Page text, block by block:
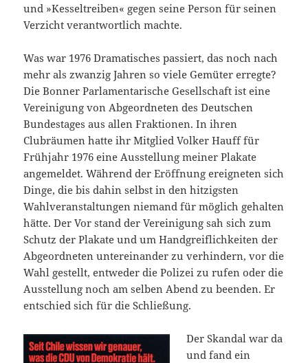
und »Kesseltreiben« gegen seine Person für seinen
Verzicht verantwortlich machte.
Was war 1976 Dramatisches passiert, das noch nach
mehr als zwanzig Jahren so viele Gemüter erregte?
Die Bonner Parlamentarische Gesellschaft ist eine
Vereinigung von Abgeordneten des Deutschen
Bundestages aus allen Fraktionen. In ihren
Clubräumen hatte ihr Mitglied Volker Hauff für
Frühjahr 1976 eine Ausstellung meiner Plakate
angemeldet. Während der Eröffnung ereigneten sich
Dinge, die bis dahin selbst in den hitzigsten
Wahlveranstaltungen niemand für möglich gehalten
hätte. Der Vor stand der Vereinigung sah sich zum
Schutz der Plakate und um Handgreiflichkeiten der
Abgeordneten untereinander zu verhindern, vor die
Wahl gestellt, entweder die Polizei zu rufen oder die
Ausstellung noch am selben Abend zu beenden. Er
entschied sich für die Schließung.
Der Skandal war da
und fand ein